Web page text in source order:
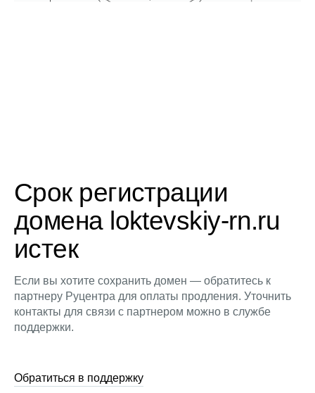
Срок регистрации
домена loktevskiy-rn.ru
истек
Если вы хотите сохранить домен — обратитесь к
партнеру Руцентра для оплаты продления. Уточнить
контакты для связи с партнером можно в службе
поддержки.
Обратиться в поддержку